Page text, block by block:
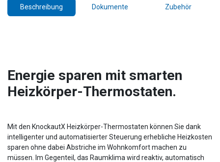
Beschreibung Dokumente Zubehör
Energie sparen mit smarten
Heizkörper-Thermostaten.
Mit den KnockautX Heizkörper-Thermostaten können Sie dank
intelligenter und automatisierter Steuerung erhebliche Heizkosten
sparen ohne dabei Abstriche im Wohnkomfort machen zu
müssen. Im Gegenteil, das Raumklima wird reaktiv, automatisch